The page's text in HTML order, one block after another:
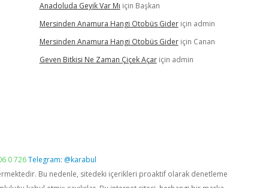
Anadoluda Geyik Var Mı için Başkan
Mersinden Anamura Hangi Otobüs Gideriçin admin
Mersinden Anamura Hangi Otobüs Gideriçin Canan
Geven Bitkisi Ne Zaman Çiçek Açariçin admin
0 726Telegram: @karabul
Bu nedenle, sitedeki içerikleri proaktif olarak denetleme